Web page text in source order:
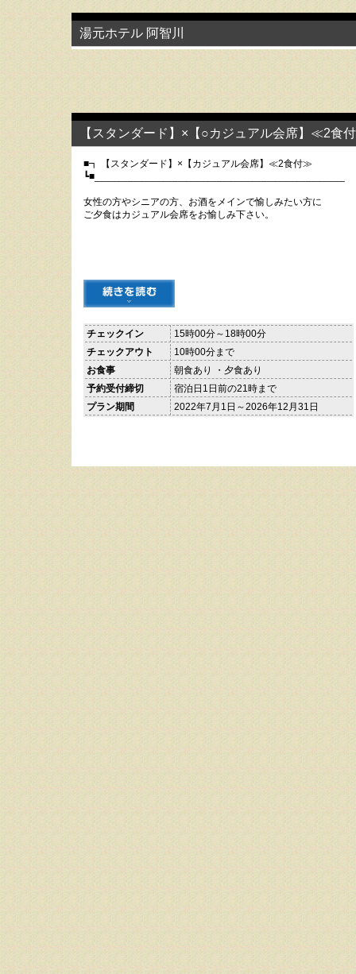
湯元ホテル 阿智川
【スタンダード】×【○カジュアル会席】≪2食
■┓ 【スタンダード】×【カジュアル会席】≪2食付≫
┗■_____________________________________________
女性の方やシニアの方、お酒をメインで愉しみたい方に
ご夕食はカジュアル会席をお愉しみ下さい。
チェックイン
15時00分～18時00分
チェックアウト
10時00分まで
お食事
朝食あり ・夕食あり
予約受付締切
宿泊日1日前の21時まで
プラン期間
2022年7月1日～2026年12月31日